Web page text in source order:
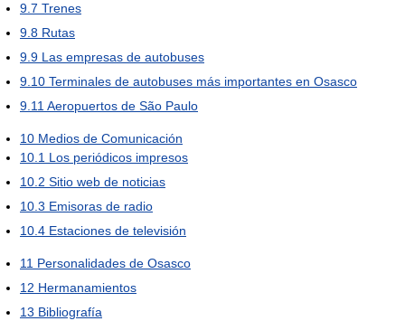
9.7 Trenes
9.8 Rutas
9.9 Las empresas de autobuses
9.10 Terminales de autobuses más importantes en Osasco
9.11Aeropuertos de São Paulo
10 Medios de Comunicación
10.1 Los periódicos impresos
10.2 Sitio web de noticias
10.3 Emisoras de radio
10.4 Estaciones de televisión
11 Personalidades de Osasco
12 Hermanamientos
13 Bibliografía